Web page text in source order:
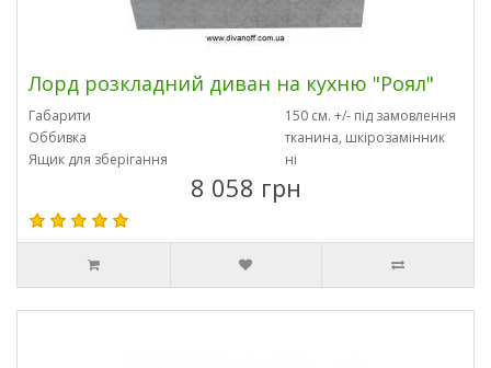
Лорд розкладний диван на кухню "Роял"
Габарити
150 см. +/- під замовлення
Оббивка
тканина, шкірозамінник
Ящик для зберігання
ні
8 058 грн